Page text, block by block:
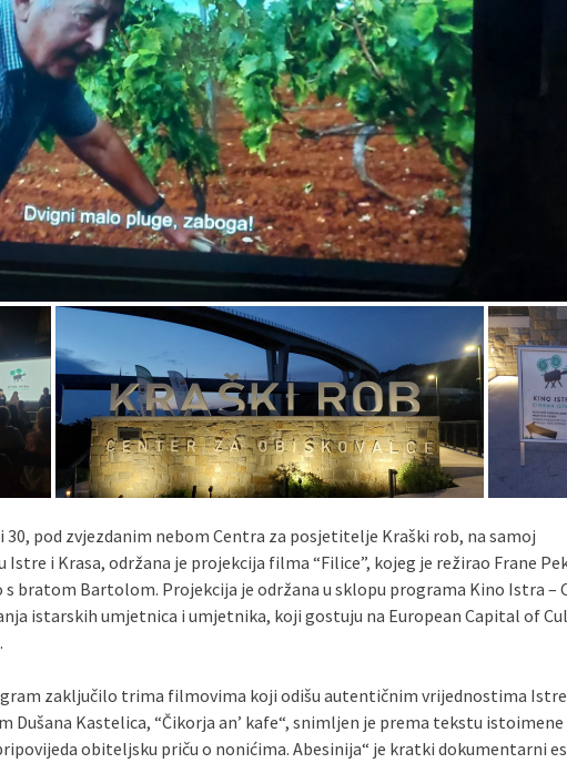
i 30, pod zvjezdanim nebom Centra za posjetitelje Kraški rob, na samoj
i Krasa, održana je projekcija filma “Filice”, kojeg je režirao Frane
bratom Bartolom. Projekcija je održana u sklopu programa Kino Istra –
istarskih umjetnica i umjetnika, koji gostuju na European Capital of
zaključilo trima filmovima koji odišu autentičnim vrijednostima
Dušana Kastelica, “Čikorja an’ kafe“, snimljen je prema tekstu
obiteljsku priču o nonićima. Abesinija“ je kratki dokumentarni